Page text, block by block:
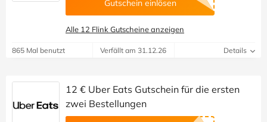
Gutschein einlösen
Alle 12 Flink Gutscheine anzeigen
865 Mal benutzt Verfällt am 31.12.26 Details
12 € Uber Eats Gutschein für die ersten
zwei Bestellungen